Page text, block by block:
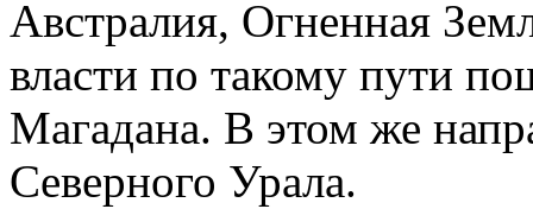
Австралия, Огненная
власти по такому пути
Магадана. В этом же
Северного Урала.